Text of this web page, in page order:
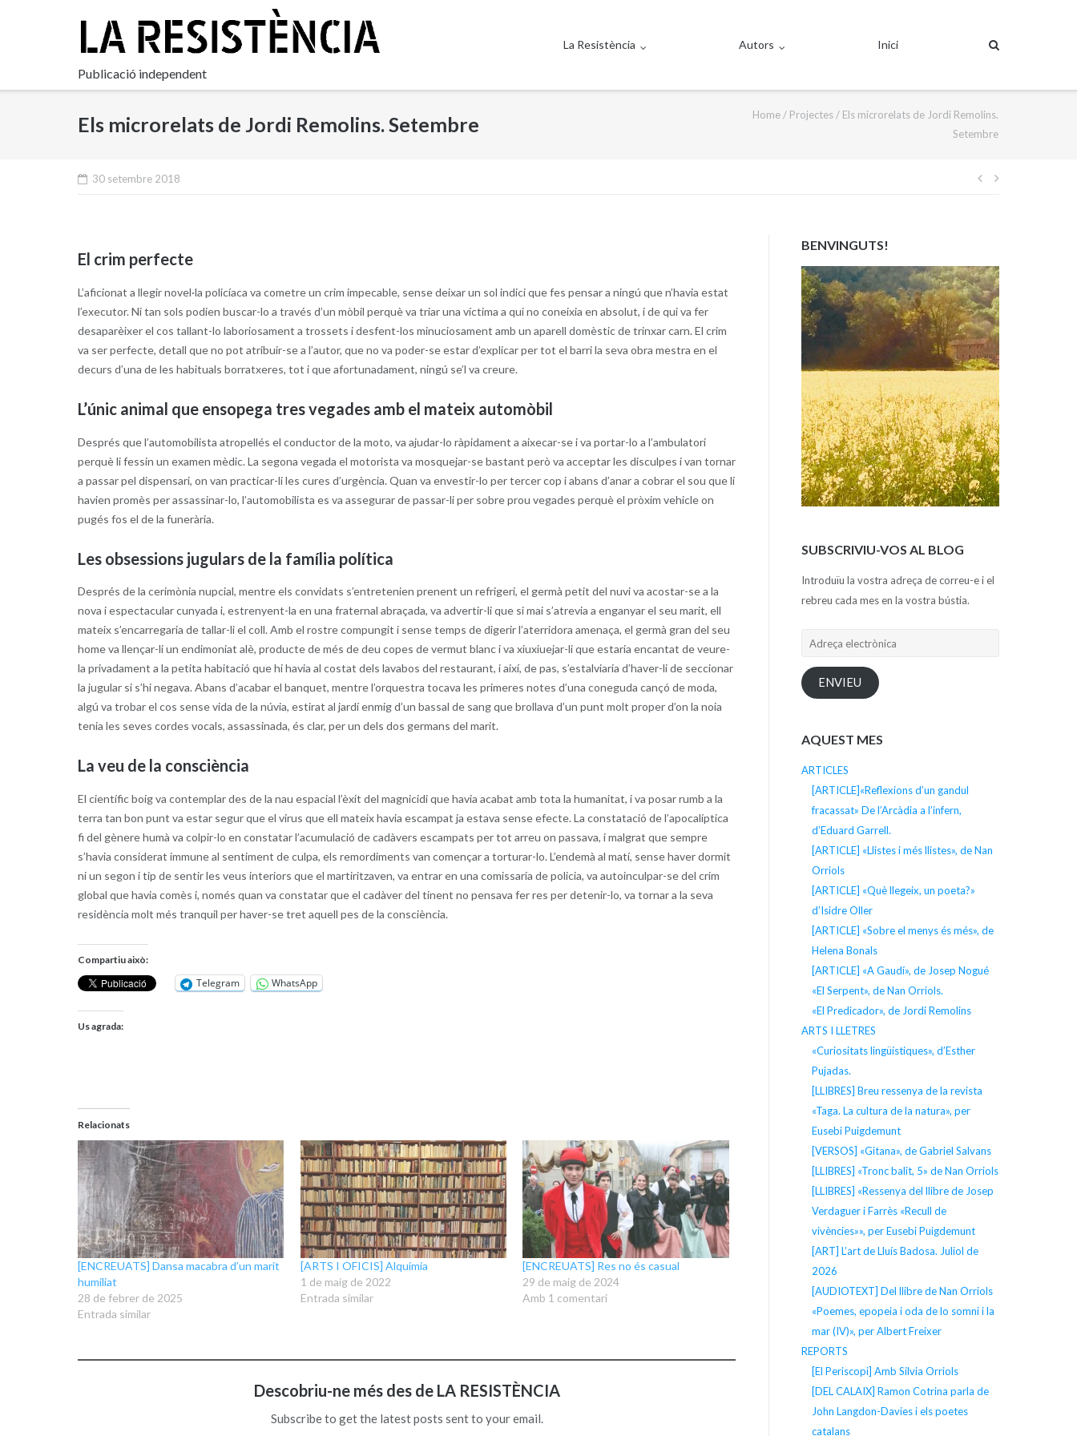
Publicació independent
La Resistència Autors Inici
Els microrelats de Jordi Remolins. Setembre Home/ Projectes/ Els microrelats de Jordi Remolins.
Setembre
30 setembre 2018
Navegació
El crim perfecte
L’aficionat a llegir novel·la policíaca va cometre un crim impecable, sense deixar un sol indici que fes pensar a ningú que n’havia estat
l’executor. Ni tan sols podien buscar-lo a través d’un mòbil perquè va triar una víctima a qui no coneixia en absolut, i de qui va fer
desaparèixer el cos tallant-lo laboriosament a trossets i desfent-los minuciosament amb un aparell domèstic de trinxar carn. El crim
va ser perfecte, detall que no pot atribuir-se a l’autor, que no va poder-se estar d’explicar per tot el barri la seva obra mestra en el
decurs d’una de les habituals borratxeres, tot i que afortunadament, ningú se’l va creure.
L’únic animal que ensopega tres vegades amb el mateix automòbil
Després que l’automobilista atropellés el conductor de la moto, va ajudar-lo ràpidament a aixecar-se i va portar-lo a l’ambulatori
perquè li fessin un examen mèdic. La segona vegada el motorista va mosquejar-se bastant però va acceptar les disculpes i van tornar
a passar pel dispensari, on van practicar-li les cures d’urgència. Quan va envestir-lo per tercer cop i abans d’anar a cobrar el sou que li
havien promès per assassinar-lo, l’automobilista es va assegurar de passar-li per sobre prou vegades perquè el pròxim vehicle on
pugés fos el de la funerària.
Les obsessions jugulars de la família política
Després de la cerimònia nupcial, mentre els convidats s’entretenien prenent un refrigeri, el germà petit del nuvi va acostar-se a la
nova i espectacular cunyada i, estrenyent-la en una fraternal abraçada, va advertir-li que si mai s’atrevia a enganyar el seu marit, ell
mateix s’encarregaria de tallar-li el coll. Amb el rostre compungit i sense temps de digerir l’aterridora amenaça, el germà gran del seu
home va llençar-li un endimoniat alè, producte de més de deu copes de vermut blanc i va xiuxiuejar-li que estaria encantat de veure-
la privadament a la petita habitació que hi havia al costat dels lavabos del restaurant, i així, de pas, s’estalviaria d’haver-li de seccionar
la jugular si s’hi negava. Abans d’acabar el banquet, mentre l’orquestra tocava les primeres notes d’una coneguda cançó de moda,
algú va trobar el cos sense vida de la núvia, estirat al jardí enmig d’un bassal de sang que brollava d’un punt molt proper d’on la noia
tenia les seves cordes vocals, assassinada, és clar, per un dels dos germans del marit.
La veu de la consciència
El científic boig va contemplar des de la nau espacial l’èxit del magnicidi que havia acabat amb tota la humanitat, i va posar rumb a la
terra tan bon punt va estar segur que el virus que ell mateix havia escampat ja estava sense efecte. La constatació de l’apocalíptica
fi del gènere humà va colpir-lo en constatar l’acumulació de cadàvers escampats per tot arreu on passava, i malgrat que sempre
s’havia considerat immune al sentiment de culpa, els remordiments van començar a torturar-lo. L’endemà al matí, sense haver dormit
ni un segon i tip de sentir les veus interiors que el martiritzaven, va entrar en una comissaria de policia, va autoinculpar-se del crim
global que havia comès i, només quan va constatar que el cadàver del tinent no pensava fer res per detenir-lo, va tornar a la seva
residència molt més tranquil per haver-se tret aquell pes de la consciència.
Compartiu això:
Telegram WhatsApp
Us agrada:
Relacionats
[ENCREUATS] Dansa macabra d’un marit
humiliat
28 de febrer de 2025
Entrada similar
[ARTS I OFICIS] Alquímia
1 de maig de 2022
Entrada similar
[ENCREUATS] Res no és casual
29 de maig de 2024
Amb 1 comentari
Descobriu-ne més des de LA RESISTÈNCIA
Subscribe to get the latest posts sent to your email.
BENVINGUTS!
SUBSCRIVIU-VOS AL BLOG
Introduïu la vostra adreça de correu-e i el
rebreu cada mes en la vostra bústia.
Adreça
ENVIEU
AQUEST MES
ARTICLES
[ARTICLE]«Reflexions d’un gandul
fracassat» De l’Arcàdia a l’infern,
d’Eduard Garrell.
[ARTICLE] «Llistes i més llistes», de Nan
Orriols
[ARTICLE] «Què llegeix, un poeta?»
d’Isidre Oller
[ARTICLE] «Sobre el menys és més», de
Helena Bonals
[ARTICLE] «A Gaudí», de Josep Nogué
«El Serpent», de Nan Orriols.
«El Predicador», de Jordi Remolins
ARTS I LLETRES
«Curiositats lingüístiques», d’Esther
Pujadas.
[LLIBRES] Breu ressenya de la revista
«Taga. La cultura de la natura», per
Eusebi Puigdemunt
[VERSOS] «Gitana», de Gabriel Salvans
[LLIBRES] «Tronc balit, 5» de Nan Orriols
[LLIBRES] «Ressenya del llibre de Josep
Verdaguer i Farrès «Recull de
vivències»», per Eusebi Puigdemunt
[ART] L’art de Lluís Badosa. Juliol de
2026
[AUDIOTEXT] Del llibre de Nan Orriols
«Poemes, epopeia i oda de lo somni i la
mar (IV)», per Albert Freixer
REPORTS
[El Periscopi] Amb Silvia Orriols
[DEL CALAIX] Ramon Cotrina parla de
John Langdon-Davies i els poetes
catalans